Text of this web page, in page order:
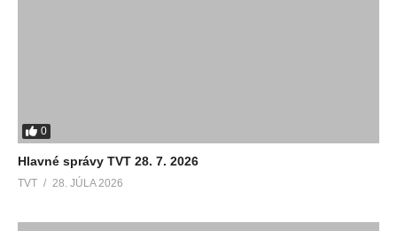
0
Hlavné správy TVT 28. 7. 2026
TVT 28. JÚLA 2026